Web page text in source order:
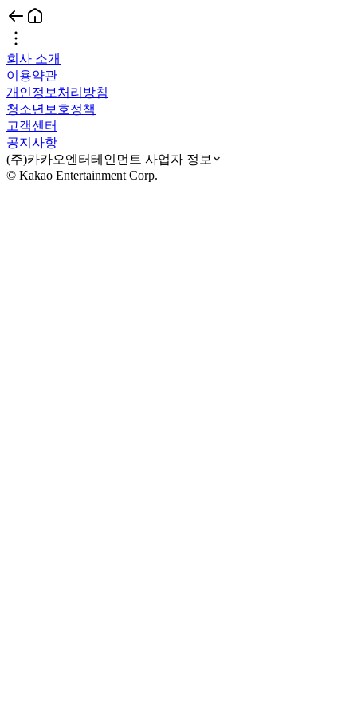
회사 소개
이용약관
개인정보처리방침
청소년보호정책
고객센터
공지사항
(주)카카오엔터테인먼트 사업자 정보
© Kakao Entertainment Corp.